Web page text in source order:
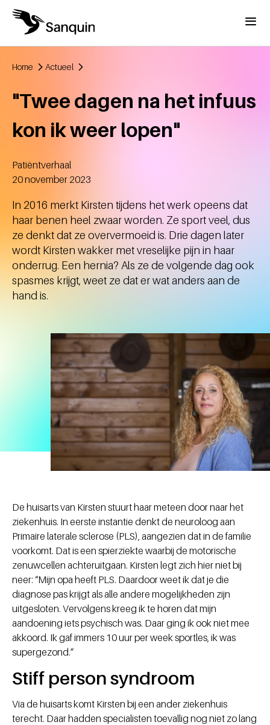
Overslaan en naar de inhoud gaan
Menu
Home Actueel
"Twee dagen na het infuus
kon ik weer lopen"
Patiëntverhaal
Aangemaakt
20 november 2023
In 2016 merkt Kirsten tijdens het werk opeens dat
haar benen heel zwaar worden. Ze sport veel, dus
ze denkt dat ze oververmoeid is. Drie dagen later
wordt Kirsten wakker met vreselijke pijn in haar
onderrug. Een hernia? Als ze de volgende dag ook
spasmes krijgt, weet ze dat er wat anders aan de
hand is.
De huisarts van Kirsten stuurt haar meteen door naar het
ziekenhuis. In eerste instantie denkt de neuroloog aan
Primaire laterale sclerose (PLS), aangezien dat in de familie
voorkomt. Dat is een spierziekte waarbij de motorische
zenuwcellen achteruitgaan. Kirsten legt zich hier niet bij
neer: “Mijn opa heeft PLS. Daardoor weet ik dat je die
diagnose pas krijgt als alle andere mogelijkheden zijn
uitgesloten. Vervolgens kreeg ik te horen dat mijn
aandoening iets psychisch was. Daar ging ik ook niet mee
akkoord. Ik gaf immers 10 uur per week sportles, ik was
supergezond.”
Stiff person syndroom
Via de huisarts komt Kirsten bij een ander ziekenhuis
terecht. Daar hadden specialisten toevallig nog niet zo lang